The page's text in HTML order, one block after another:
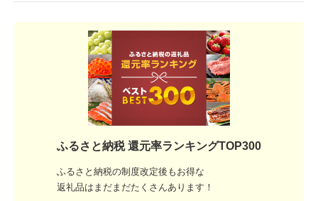
ふるさと納税 還元率ランキングTOP300
ふるさと納税の制度改定後もお得な
返礼品はまだまだたくさんあります！